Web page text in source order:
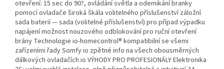
otevření: 15 sec do 90?, ovládání světla a odemikání branky
pomocí ovladače široká škála volitelného příslušenství záložní
sada baterií — sada (volitelné příslušenství) pro případ výpadku
napájení možnost nouzového odblokování pro ruční otevření
brány Technologie io-homecontrol® kompatibilní se všemi
zařízeními řady Somfy io zpětné info na všech obousměrných
dálkových ovladačích io VÝHODY PRO PROFESIONÁLY Elektronika